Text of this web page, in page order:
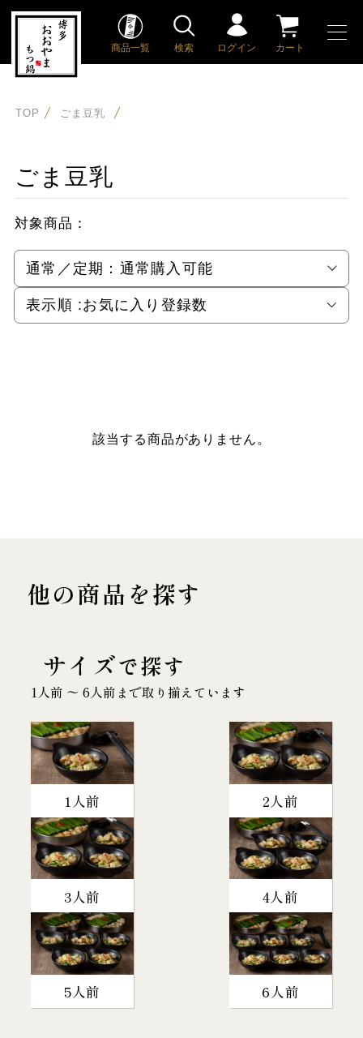
商品一覧 検索 ログイン カート
TOP ごま豆乳
ごま豆乳
対象商品：
通常／定期： 通常購入可能
表示順 :お気に入り登録数
該当する商品がありません。
他の商品を探す
サイズで探す
1人前 〜 6人前まで取り揃えています
1人前 2人前
3人前 4人前
5人前 6人前